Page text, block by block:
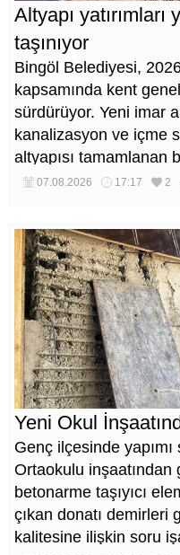
Altyapı
taşınıyor
Bingöl Belediyesi,
kapsamında kent
sürdürüyor. Yeni imar
kanalizasyon ve içme
altyapısı tamamlanan
düzenlemeleri de eş
07.08.2026 17:17 2
Yeni Okul
Genç ilçesinde
Ortaokulu inşaatından
betonarme taşıyıcı
çıkan donatı demirleri
kalitesine ilişkin soru